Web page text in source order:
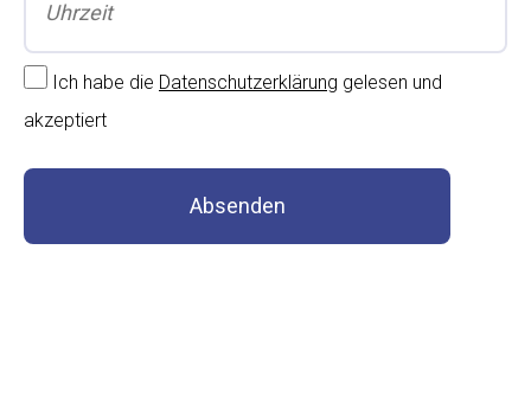
Ich habe die Datenschutzerklärung gelesen und
akzeptiert
Absenden